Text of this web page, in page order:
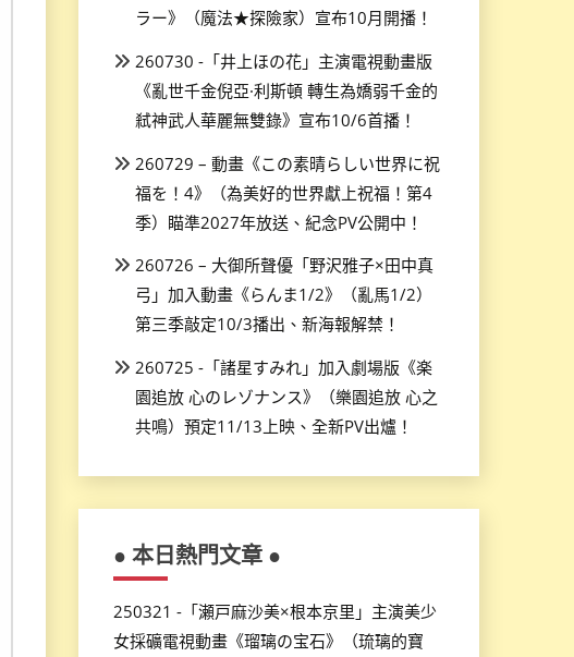
ラー》（魔法★探險家）宣布10月開播！
260730 -「井上ほの花」主演電視動畫版
《亂世千金倪亞·利斯頓 轉生為嬌弱千金的
弒神武人華麗無雙錄》宣布10/6首播！
260729 – 動畫《この素晴らしい世界に祝
福を！4》（為美好的世界獻上祝福！第4
季）瞄準2027年放送、紀念PV公開中！
260726 – 大御所聲優「野沢雅子×田中真
弓」加入動畫《らんま1/2》（亂馬1/2）
第三季敲定10/3播出、新海報解禁！
260725 -「諸星すみれ」加入劇場版《楽
園追放 心のレゾナンス》（樂園追放 心之
共鳴）預定11/13上映、全新PV出爐！
● 本日熱門文章 ●
250321 -「瀬戸麻沙美×根本京里」主演美少
女採礦電視動畫《瑠璃の宝石》（琉璃的寶